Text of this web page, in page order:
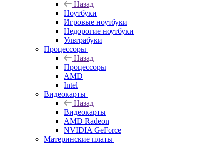
Назад
Ноутбуки
Игровые ноутбуки
Недорогие ноутбуки
Ультрабуки
Процессоры
Назад
Процессоры
AMD
Intel
Видеокарты
Назад
Видеокарты
AMD Radeon
NVIDIA GeForce
Материнские платы